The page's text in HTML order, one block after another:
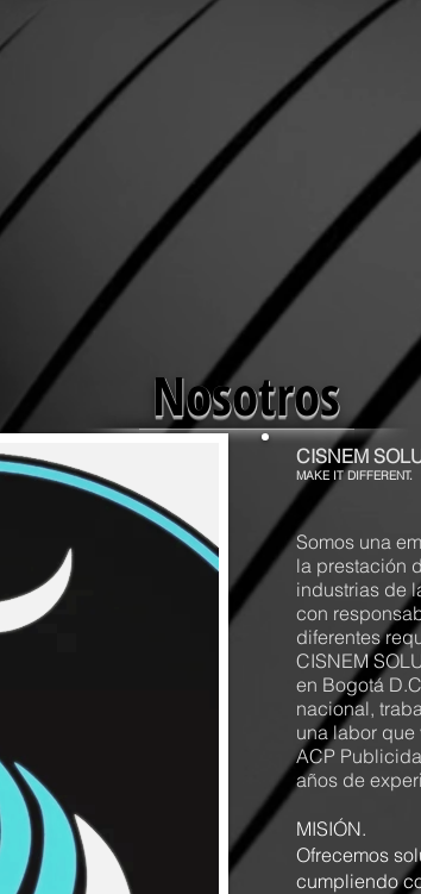
Nosotros
CISNEM
MAKE IT DIFFERENT.
Somos una
la prestación
industrias de
con
diferentes
CISNEM
en Bogotá
nacional,
una labor que
ACP
años de
MISIÓN.
Ofrecemos
cumpliendo